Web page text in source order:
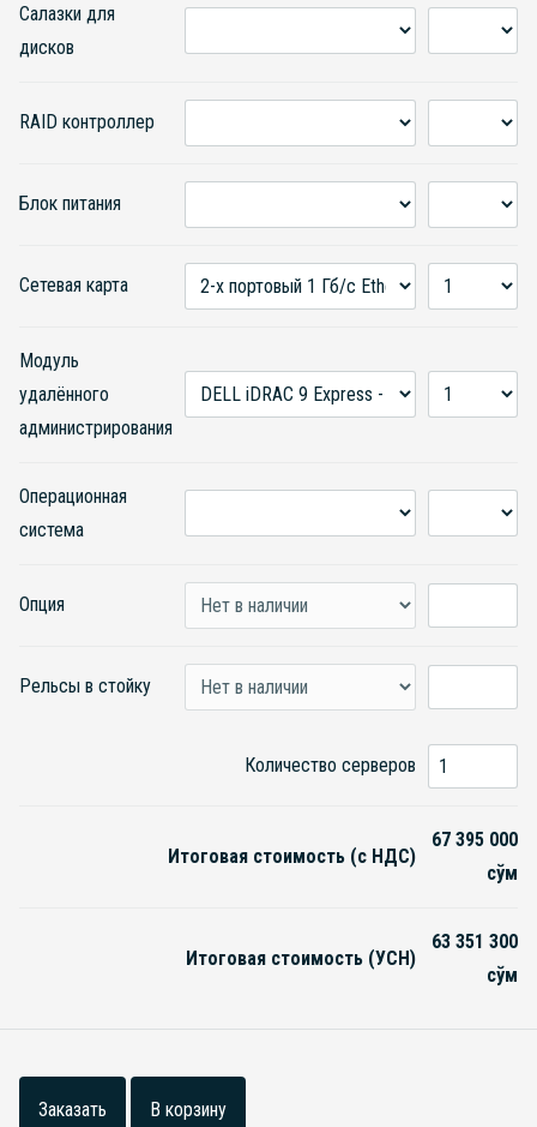
Салазки для
дисков
RAID контроллер
Блок питания
Сетевая карта
Модуль
удалённого
администрирования
Операционная
система
Опция
Рельсы в стойку
Количество серверов
Итоговая стоимость (с НДС)
67 395 000
сўм
Итоговая стоимость (УСН)
63 351 300
сўм
Заказать В корзину